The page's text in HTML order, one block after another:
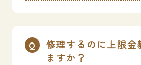
修理するのに上限金
ますか？